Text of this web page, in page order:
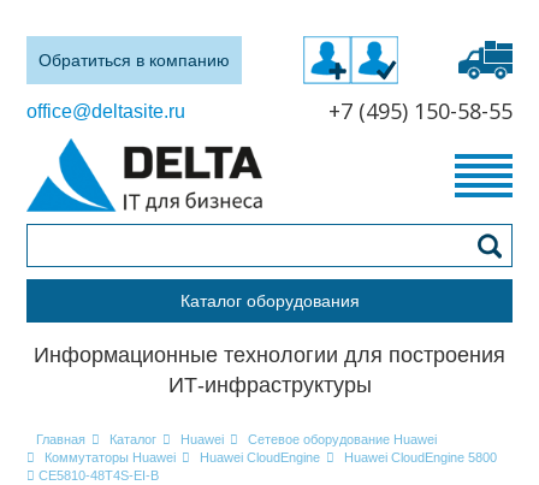
Обратиться в компанию
office@deltasite.ru +7 (495) 150-58-55
Каталог оборудования
Информационные технологии для построения
ИТ-инфраструктуры
Главная Каталог Huawei
Сетевое оборудование Huawei
Коммутаторы Huawei
Huawei CloudEngine
Huawei CloudEngine 5800
CE5810-48T4S-EI-B